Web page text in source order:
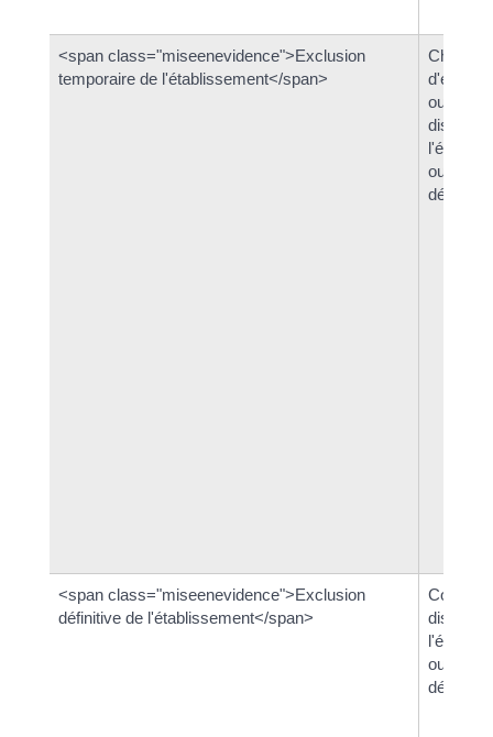
<span class="miseenevidence">Exclusion
temporaire de l'établissement</span>
Chef
ou
ou
<span class="miseenevidence">Exclusion
définitive de l'établissement</span>
Conseil
ou